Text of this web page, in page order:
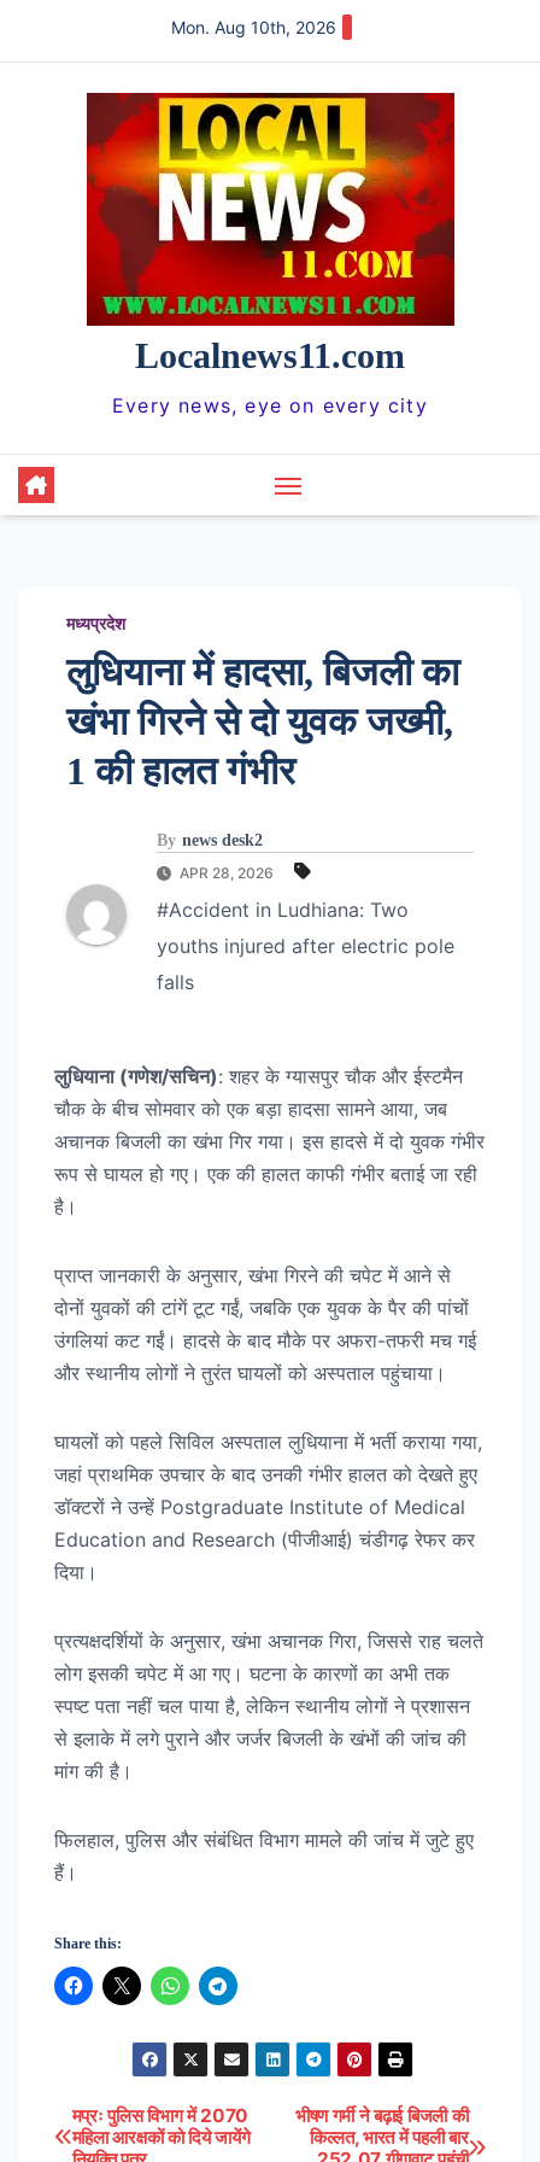
Mon. Aug 10th, 2026
Localnews11.com
Every news, eye on every city
मध्यप्रदेश
लुधियाना में हादसा, बिजली का
खंभा गिरने से दो युवक जख्मी,
1 की हालत गंभीर
By news desk2
APR 28, 2026
#Accident in Ludhiana: Two
youths injured after electric pole
falls
लुधियाना (गणेश/सचिन): शहर के ग्यासपुर चौक और ईस्टमैन
चौक के बीच सोमवार को एक बड़ा हादसा सामने आया, जब
अचानक बिजली का खंभा गिर गया। इस हादसे में दो युवक गंभीर
रूप से घायल हो गए। एक की हालत काफी गंभीर बताई जा रही
है।
प्राप्त जानकारी के अनुसार, खंभा गिरने की चपेट में आने से
दोनों युवकों की टांगें टूट गईं, जबकि एक युवक के पैर की पांचों
उंगलियां कट गईं। हादसे के बाद मौके पर अफरा-तफरी मच गई
और स्थानीय लोगों ने तुरंत घायलों को अस्पताल पहुंचाया।
घायलों को पहले सिविल अस्पताल लुधियाना में भर्ती कराया गया,
जहां प्राथमिक उपचार के बाद उनकी गंभीर हालत को देखते हुए
डॉक्टरों ने उन्हें Postgraduate Institute of Medical
Education and Research (पीजीआई) चंडीगढ़ रेफर कर
दिया।
प्रत्यक्षदर्शियों के अनुसार, खंभा अचानक गिरा, जिससे राह चलते
लोग इसकी चपेट में आ गए। घटना के कारणों का अभी तक
स्पष्ट पता नहीं चल पाया है, लेकिन स्थानीय लोगों ने प्रशासन
से इलाके में लगे पुराने और जर्जर बिजली के खंभों की जांच की
मांग की है।
फिलहाल, पुलिस और संबंधित विभाग मामले की जांच में जुटे हुए
हैं।
Share this:
Post
भीषण गर्मी ने बढ़ाई बिजली की
किल्लत, भारत में पहली बार
मप्रः पुलिस विभाग में 2070
महिला आरक्षकों को दिये जायेंगे